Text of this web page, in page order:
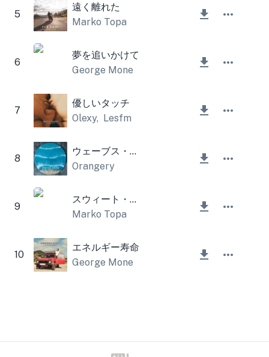
5
遠く離れた
Marko Topa
6
夢を追いかけて
George Mone
7
優しいタッチ
Olexy, Lesfm
8
ウェーブス・ワルツ
Orangery
9
スウィート・オーガスト・インストゥルメンタル
Marko Topa
10
エネルギー寿命
George Mone